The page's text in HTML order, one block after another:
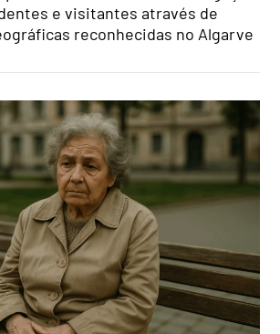
e visitantes através de
reconhecidas no Algarve